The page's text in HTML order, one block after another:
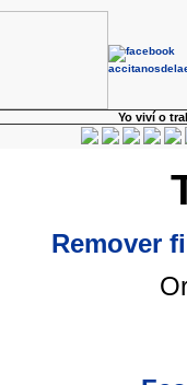
Yo viví o
Remover